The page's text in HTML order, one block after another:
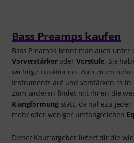
Bass Preamps kaufen
Bass Preamps kennt man auch unter
Vorverstärkeroder Vorstufe. Sie
wichtige Funktionen. Zum einen
Instruments auf und verstärken es in
Zum anderen findet mit ihnen die
Klangformungstatt, da nahezu jeder
mehr oder weniger umfangreichen
Dieser Kaufratgeber liefert dir die